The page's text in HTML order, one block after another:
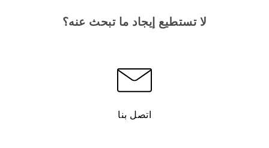
لا تستطيع إيجاد ما تبحث عنه؟
اتصل بنا